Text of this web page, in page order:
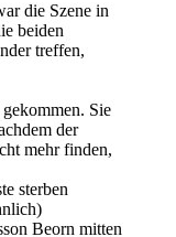
die Szene in
beiden
treffen,
Sie
der
mehr finden,
sterben
Beorn mitten